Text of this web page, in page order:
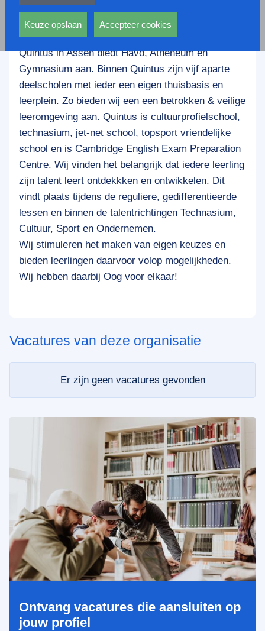
Het Dr. Nassau College is een openbare, brede
scholengemeenschap voor Assen en de regio
Noord-, Oost-, en Midden-Drenthe. De locatie
Quintus in Assen biedt Havo, Atheneum en
Gymnasium aan. Binnen Quintus zijn vijf aparte
deelscholen met ieder een eigen thuisbasis en
leerplein. Zo bieden wij een een betrokken & veilige
leeromgeving aan. Quintus is cultuurprofielschool,
technasium, jet-net school, topsport vriendelijke
school en is Cambridge English Exam Preparation
Centre. Wij vinden het belangrijk dat iedere leerling
zijn talent leert ontdekkken en ontwikkelen. Dit
vindt plaats tijdens de reguliere, gedifferentieerde
lessen en binnen de talentrichtingen Technasium,
Cultuur, Sport en Ondernemen.
Wij stimuleren het maken van eigen keuzes en
bieden leerlingen daarvoor volop mogelijkheden.
Wij hebben daarbij Oog voor elkaar!
Vacatures van deze organisatie
Er zijn geen vacatures gevonden
Ontvang vacatures die aansluiten op
jouw profiel
andere wordt voorkomen dat dezelfde advertentie
voortdurend verschijnt.
Keuze opslaan Accepteer cookies